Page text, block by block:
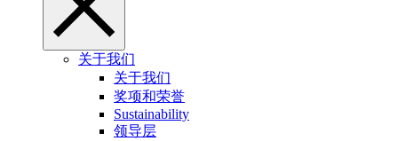
关于我们
关于我们
奖项和荣誉
Sustainability
领导层